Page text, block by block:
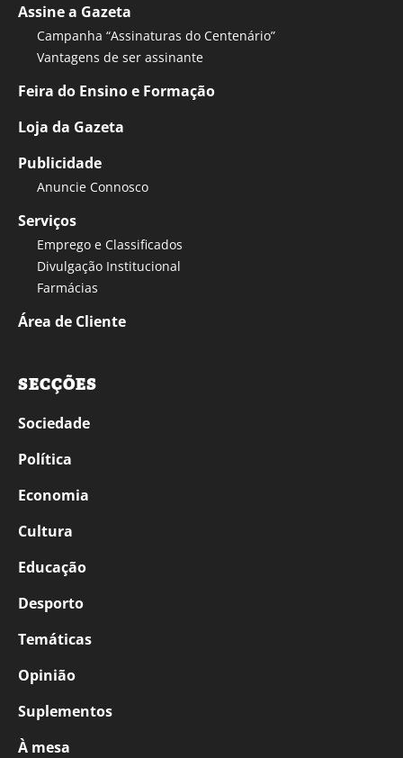
Assine a Gazeta
Campanha “Assinaturas do Centenário”
Vantagens de ser assinante
Feira do Ensino e Formação
Loja da Gazeta
Publicidade
Anuncie Connosco
Serviços
Emprego e Classificados
Divulgação Institucional
Farmácias
Área de Cliente
SECÇÕES
Sociedade
Política
Economia
Cultura
Educação
Desporto
Temáticas
Opinião
Suplementos
À mesa